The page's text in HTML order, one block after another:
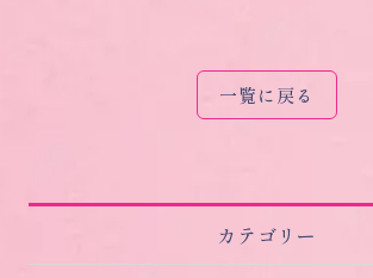
カテゴリー
一覧に戻る